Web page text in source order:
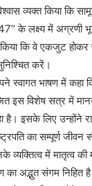
व्यक्त किया कि
के लक्ष्य में अग्रणी
कि वे एकजुट
करें।
स्वागत भाषण में कहा
इस विशेष सत्र में
है। इसके लिए उन्होंने
का सम्पूर्ण जीवन
में मातृत्व की
का अद्भुत संगम निहित